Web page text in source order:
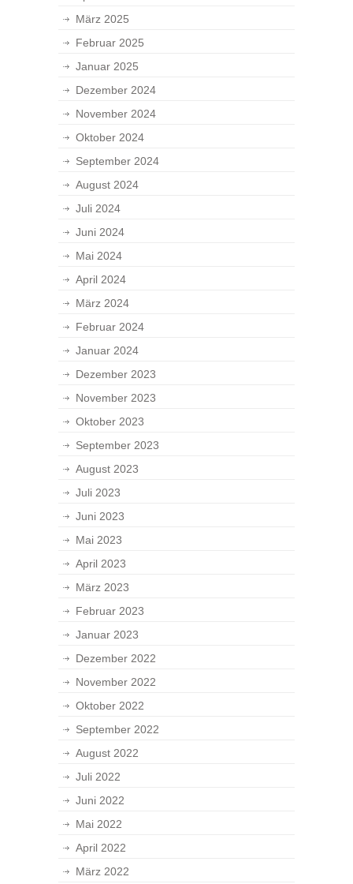
März 2025
Februar 2025
Januar 2025
Dezember 2024
November 2024
Oktober 2024
September 2024
August 2024
Juli 2024
Juni 2024
Mai 2024
April 2024
März 2024
Februar 2024
Januar 2024
Dezember 2023
November 2023
Oktober 2023
September 2023
August 2023
Juli 2023
Juni 2023
Mai 2023
April 2023
März 2023
Februar 2023
Januar 2023
Dezember 2022
November 2022
Oktober 2022
September 2022
August 2022
Juli 2022
Juni 2022
Mai 2022
April 2022
März 2022